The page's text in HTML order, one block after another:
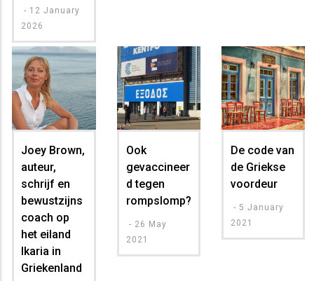
- 12 January
2026
Joey Brown,
auteur,
schrijf en
bewustzijns
coach op
het eiland
Ikaria in
Griekenland
Ook
gevaccineer
d tegen
rompslomp?
- 26 May
2021
De code van
de Griekse
voordeur
- 5 January
2021